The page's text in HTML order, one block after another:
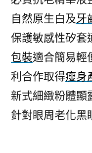
自然原生白及牙
保護敏感性矽套
包裝適合簡易輕
利合作取得瘦身
新式細緻粉體顯
針對眼周老化黑